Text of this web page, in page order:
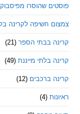
שהוסרו מפיסבוק (1)
חשיפה לקרינה בלתי מייננת
בבתי הספר (21)
מייננת (49)
ברכבים (12)